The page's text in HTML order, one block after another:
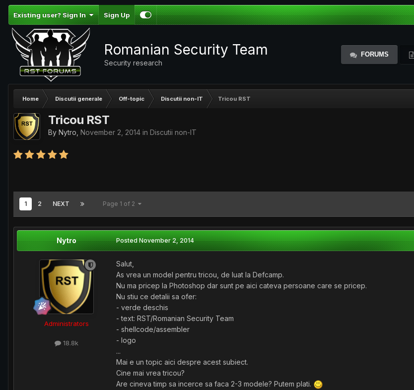
Existing user? Sign In Sign Up
Romanian Security Team
Security research
FORUMS
Home Discutii generale Off-topic Discutii non-IT Tricou RST
Tricou RST
By Nytro November 2, 2014 in Discutii non-IT
1 2 NEXT Page 1 of 2
Nytro
Administrators
18.8k
PostedNovember 2, 2014
Salut,
As vrea un model pentru tricou, de luat la Defcamp.
Nu ma pricep la Photoshop dar sunt pe aici cateva persoane care se pricep.
Nu stiu ce detalii sa ofer:
- verde deschis
- text: RST/Romanian Security Team
- shellcode/assembler
- logo
...
Mai e un topic aici despre acest subiect.
Cine mai vrea tricou?
Are cineva timp sa incerce sa faca 2-3 modele? Putem plati.